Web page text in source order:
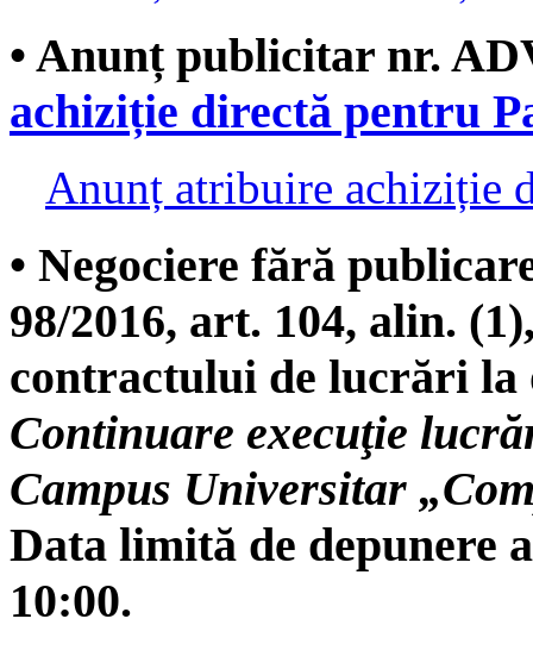
• Anunț publicitar nr.
achiziție directă pentru
Anunț atribuire achiziție
• Negociere fără
98/2016, art. 104, alin.
contractului de lucrări la
Continuare execuţie
Campus Universitar
Data limită de depunere
10:00.